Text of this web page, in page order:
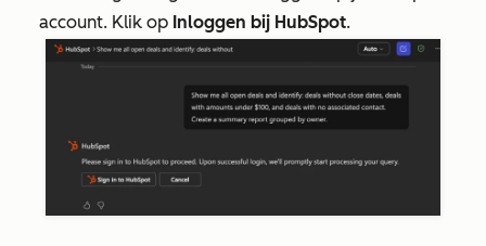
account. Klik op Inloggen bij HubSpot.